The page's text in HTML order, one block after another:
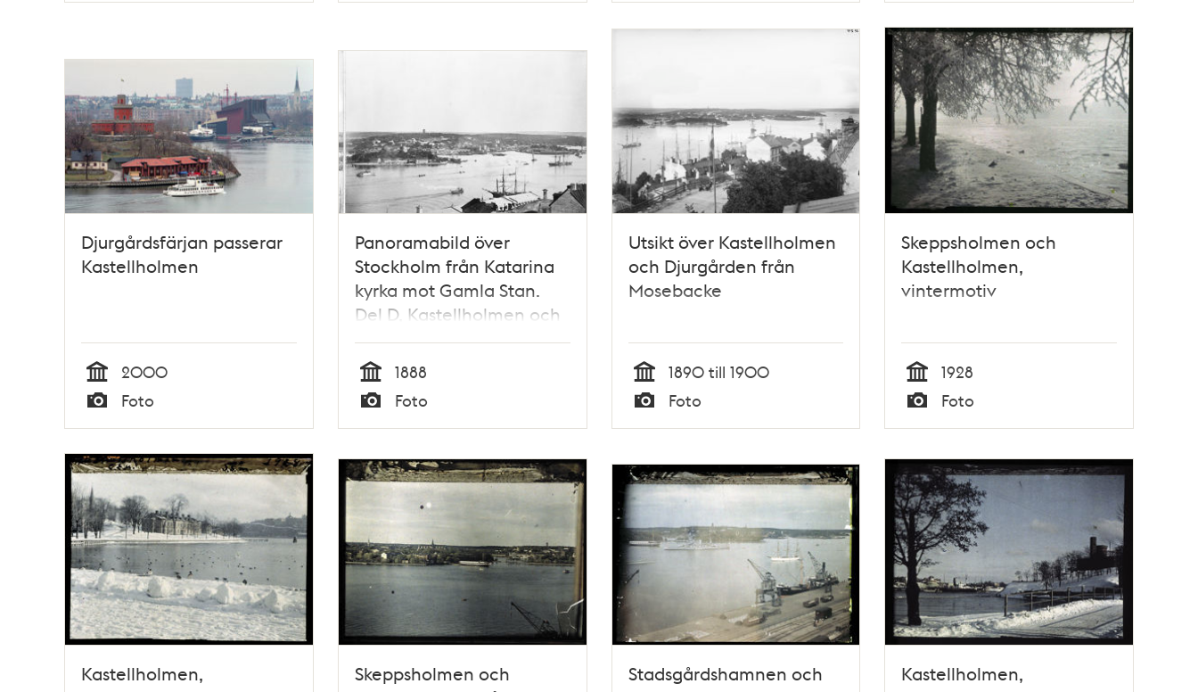
Djurgårdsfärjan passerar
Kastellholmen
Tid
2000
Typ
Foto
Panoramabild över
Stockholm från Katarina
kyrka mot Gamla Stan.
Del D, Kastellholmen och
Djurgården
Tid
1888
Typ
Foto
Utsikt över Kastellholmen
och Djurgården från
Mosebacke
Tid
1890 till 1900
Typ
Foto
Skeppsholmen och
Kastellholmen,
vintermotiv
Tid
1928
Typ
Foto
Kastellholmen,
Skeppsholmen och
Stadsgårdshamnen och
Kastellholmen,